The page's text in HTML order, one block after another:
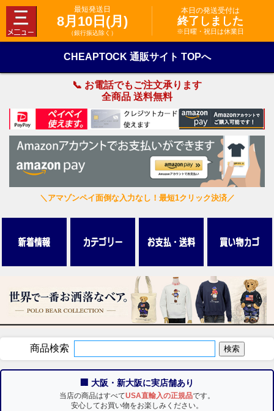
最短発送日
8月10日(月)
（銀行振込除く）
本日の発送受付は
終了しました
※日曜・祝日は休業日
CHEAPTOCK 通販サイト TOPへ
📞 お電話でもご注文承ります
全商品 送料無料
＼アマゾンペイ面倒な入力なし！最短1クリック決済／
商品検索
🏢 大阪・新大阪に実店舗あり
当店の商品はすべてUSA直輸入の正規品です。
安心してお買い物をお楽しみください。